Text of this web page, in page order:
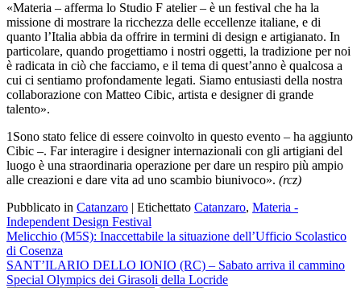
«Materia – afferma lo Studio F atelier – è un festival che ha la
missione di mostrare la ricchezza delle eccellenze italiane, e di
quanto l’Italia abbia da offrire in termini di design e artigianato. In
particolare, quando progettiamo i nostri oggetti, la tradizione per noi
è radicata in ciò che facciamo, e il tema di quest’anno è qualcosa a
cui ci sentiamo profondamente legati. Siamo entusiasti della nostra
collaborazione con Matteo Cibic, artista e designer di grande
talento».
1Sono stato felice di essere coinvolto in questo evento – ha aggiunto
Cibic –. Far interagire i designer internazionali con gli artigiani del
luogo è una straordinaria operazione per dare un respiro più ampio
alle creazioni e dare vita ad uno scambio biunivoco». (rcz)
Pubblicato in Catanzaro | Etichettato Catanzaro, Materia -
Independent Design Festival
Navigazione
articoli
Melicchio (M5S): Inaccettabile la situazione dell’Ufficio Scolastico
di Cosenza
SANT’ILARIO DELLO IONIO (RC) – Sabato arriva il cammino
Special Olympics dei Girasoli della Locride